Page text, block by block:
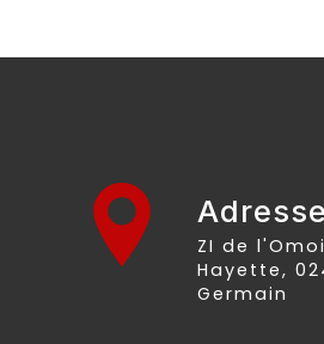
Adresse
ZI de l'Omois Rue de la
Hayette,
Germain